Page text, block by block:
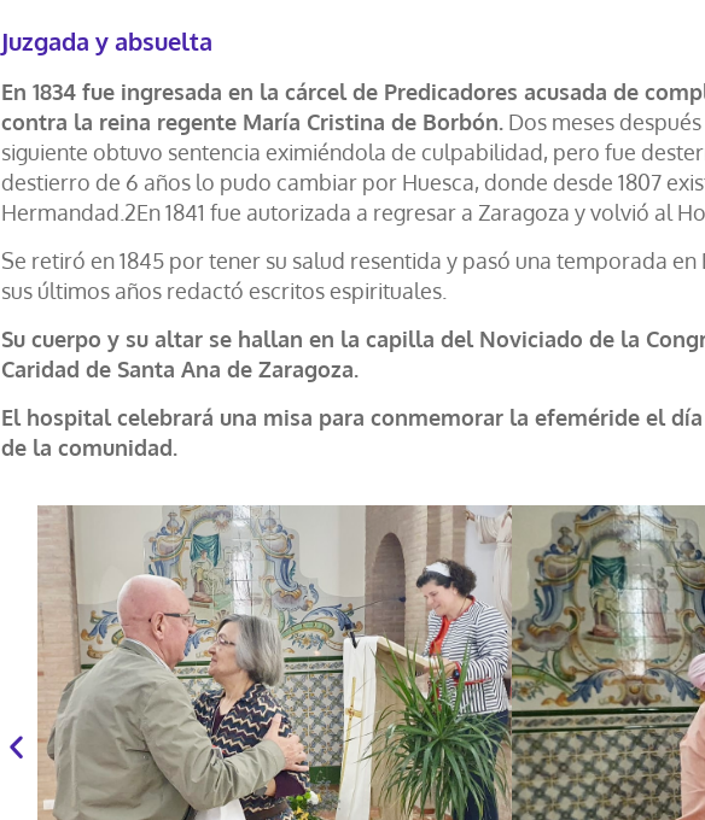
Juzgada y absuelta
En 1834 fue ingresada en la cárcel de Predicadores acusada de
contra la reina regente María Cristina de Borbón.Dos meses
siguiente obtuvo sentencia eximiéndola de culpabilidad, pero fue
destierro de 6 años lo pudo cambiar por Huesca, donde desde 1807
Hermandad.2​En 1841 fue autorizada a regresar a Zaragoza y volvió al
Se retiró en 1845 por tener su salud resentida y pasó una temporada en
sus últimos años redactó escritos espirituales.
Su cuerpo y su altar se hallan en la capilla del Noviciado de la
Caridad de Santa Ana de Zaragoza.
El hospital celebrará una misa para conmemorar la efeméride el
de la comunidad.